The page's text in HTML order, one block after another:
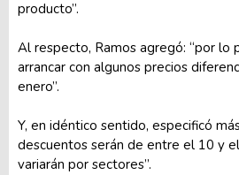
producto”.
Al respecto, Ramos agregó: “por lo
arrancar con algunos precios
enero”.
Y, en idéntico sentido, especificó
descuentos serán de entre el 10 y
variarán por sectores”.